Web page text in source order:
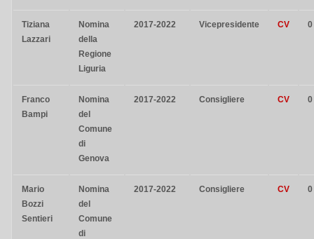
Tiziana
Lazzari
Nomina
della
Regione
Liguria
2017-2022 Vicepresidente CV 0
Franco
Bampi
Nomina
del
Comune
di
Genova
2017-2022 Consigliere CV 0
Mario
Bozzi
Sentieri
Nomina
del
Comune
di
2017-2022 Consigliere CV 0